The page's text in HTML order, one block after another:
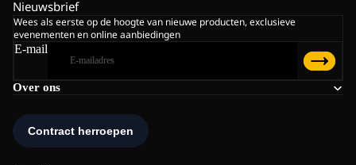
Over ons
Nieuwsbrief
Wees als eerste op de hoogte van nieuwe producten, exclusieve
evenementen en online aanbiedingen
E-mail